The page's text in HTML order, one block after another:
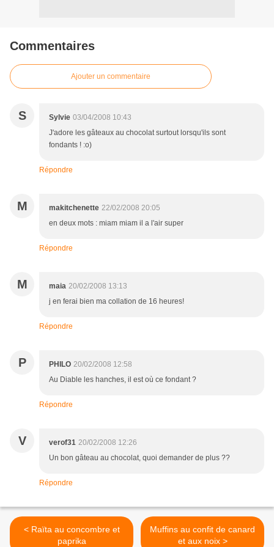
Commentaires
Ajouter un commentaire
S Sylvie 03/04/2008 10:43
J'adore les gâteaux au chocolat surtout lorsqu'ils sont
fondants ! :o)
Répondre
M makitchenette 22/02/2008 20:05
en deux mots : miam miam il a l'air super
Répondre
M maia 20/02/2008 13:13
j en ferai bien ma collation de 16 heures!
Répondre
P PHILO 20/02/2008 12:58
Au Diable les hanches, il est où ce fondant ?
Répondre
V verof31 20/02/2008 12:26
Un bon gâteau au chocolat, quoi demander de plus ??
Répondre
< Raïta au concombre et
paprika
Muffins au confit de canard
et aux noix >